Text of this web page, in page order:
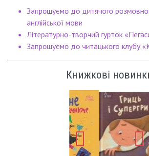
Запрошуємо до дитячого
англійської мови
Літературно-творчий гурток
Запрошуємо до читацького клубу
Книжкові